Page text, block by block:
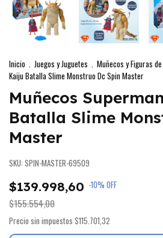
Inicio . Juegos y Juguetes . Muñecos y Figuras
Kaiju Batalla Slime Monstruo Dc Spin Master
Muñecos
Batalla Slime
Master
SKU: SPIN-MASTER-69509
$139.998,60 -10% OFF
$155.554,00
Precio sin impuestos $115.701,32